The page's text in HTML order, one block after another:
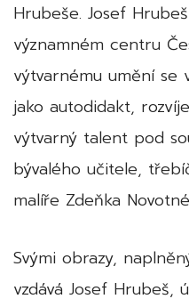
Hrubeše. Josef
významném centru
výtvarnému umění se
jako autodidakt,
výtvarný talent pod
bývalého učitele,
malíře Zdeňka
Svými obrazy,
vzdává Josef Hrubeš,